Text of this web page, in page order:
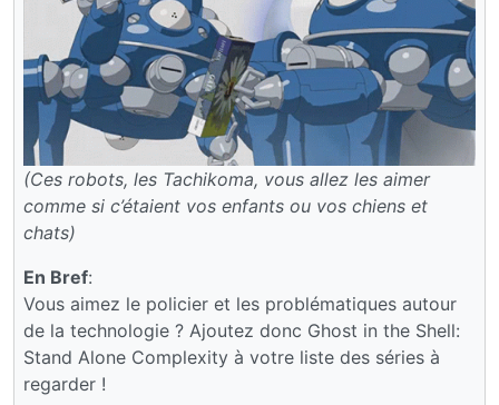
(Ces robots, les Tachikoma, vous allez les aimer
comme si c’étaient vos enfants ou vos chiens et
chats)
En Bref:
Vous aimez le policier et les problématiques autour
de la technologie ? Ajoutez donc Ghost in the Shell:
Stand Alone Complexity à votre liste des séries à
regarder !